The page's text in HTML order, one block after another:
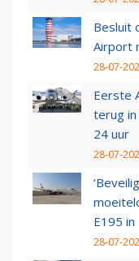
Besluit
Airport
28-07-
Eerste
terug in
24 uur
28-07-
E195 in
28-07-